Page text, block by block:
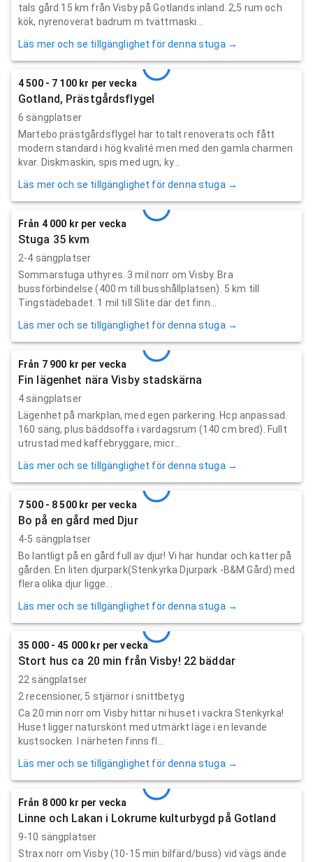
tals gård 15 km från Visby på Gotlands inland. 2,5 rum och
kök, nyrenoverat badrum m tvättmaski...
Läs mer och se tillgänglighet för denna stuga →
4 500 - 7 100 kr per vecka
Gotland, Prästgårdsflygel
6 sängplatser
Martebo prästgårdsflygel har totalt renoverats och fått
modern standard i hög kvalité men med den gamla charmen
kvar. Diskmaskin, spis med ugn, ky...
Läs mer och se tillgänglighet för denna stuga →
Från 4 000 kr per vecka
Stuga 35 kvm
2-4 sängplatser
Sommarstuga uthyres. 3 mil norr om Visby. Bra
bussförbindelse (400 m till busshållplatsen). 5 km till
Tingstädebadet. 1 mil till Slite där det finn...
Läs mer och se tillgänglighet för denna stuga →
Från 7 900 kr per vecka
Fin lägenhet nära Visby stadskärna
4 sängplatser
Lägenhet på markplan, med egen parkering. Hcp anpassad.
160 säng, plus bäddsoffa i vardagsrum (140 cm bred). Fullt
utrustad med kaffebryggare, micr...
Läs mer och se tillgänglighet för denna stuga →
7 500 - 8 500 kr per vecka
Bo på en gård med Djur
4-5 sängplatser
Bo lantligt på en gård full av djur! Vi har hundar och katter på
gården. En liten djurpark(Stenkyrka Djurpark -B&M Gård) med
flera olika djur ligge...
Läs mer och se tillgänglighet för denna stuga →
35 000 - 45 000 kr per vecka
Stort hus ca 20 min från Visby! 22 bäddar
22 sängplatser
2 recensioner, 5 stjärnor i snittbetyg
Ca 20 min norr om Visby hittar ni huset i vackra Stenkyrka!
Huset ligger naturskönt med utmärkt läge i en levande
kustsocken. I närheten finns fl...
Läs mer och se tillgänglighet för denna stuga →
Från 8 000 kr per vecka
Linne och Lakan i Lokrume kulturbygd på Gotland
9-10 sängplatser
Strax norr om Visby (10-15 min bilfärd/buss) vid vägs ände